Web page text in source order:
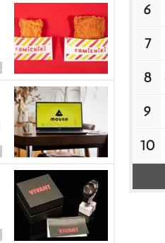
6
7
8
9
10